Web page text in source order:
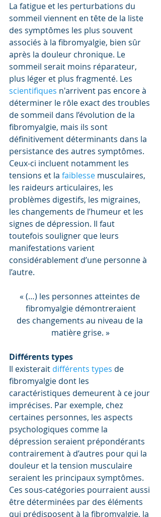
La fatigue et les perturbations du
sommeil viennent en tête de la liste
des symptômes les plus souvent
associés à la fibromyalgie, bien sûr
après la douleur chronique. Le
sommeil serait moins réparateur,
plus léger et plus fragmenté. Les
scientifiques n'arrivent pas encore à
déterminer le rôle exact des troubles
de sommeil dans l’évolution de la
fibromyalgie, mais ils sont
définitivement déterminants dans la
persistance des autres symptômes.
Ceux-ci incluent notamment les
tensions et la faiblesse musculaires,
les raideurs articulaires, les
problèmes digestifs, les migraines,
les changements de l’humeur et les
signes de dépression. Il faut
toutefois souligner que leurs
manifestations varient
considérablement d’une personne à
l’autre.
« (…) les personnes atteintes de
fibromyalgie démontreraient
des changements au niveau de la
matière grise. »
Différents types
Il existerait différents types de
fibromyalgie dont les
caractéristiques demeurent à ce jour
imprécises. Par exemple, chez
certaines personnes, les aspects
psychologiques comme la
dépression seraient prépondérants
contrairement à d’autres pour qui la
douleur et la tension musculaire
seraient les principaux symptômes.
Ces sous-catégories pourraient aussi
être déterminées par des éléments
qui prédisposent à la fibromyalgie, la